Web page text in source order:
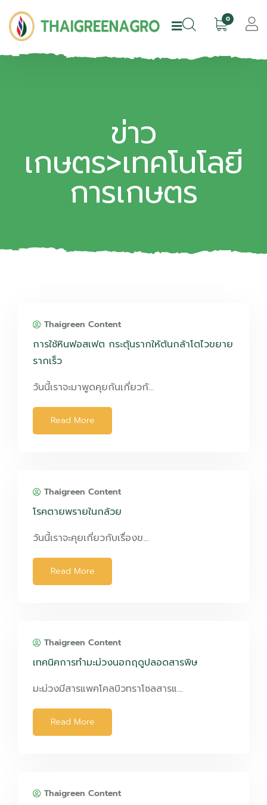
0
ข่าว
เกษตร>เทคโนโลยี
การเกษตร
Thaigreen Content
การใช้หินฟอสเฟต กระตุ้นรากให้ต้นกล้าโตไวขยาย
รากเร็ว
วันนี้เราจะมาพูดคุยกันเกี่ยวกั…
Read More
Thaigreen Content
โรคตายพรายในกล้วย
วันนี้เราจะคุยเกี่ยวกับเรื่องข…
Read More
Thaigreen Content
เทคนิคการทำมะม่วงนอกฤดูปลอดสารพิษ
มะม่วงมีสารแพคโคลบิวทราโซลสารแ…
Read More
Thaigreen Content